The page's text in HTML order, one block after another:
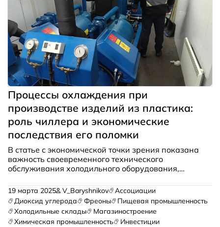
Процессы охлаждения при
производстве изделий из пластика:
роль чиллера и экономические
последствия его поломки
В статье с экономической точки зрения показана
важность своевременного технического
обслуживания холодильного оборудования,
пластика.
19 марта 2025 V_Baryshnikov
Ассоциации
Диоксид углерода
Фреоны
Пищевая промышленность
Холодильные склады
Магазиностроение
Химическая промышленность
Инвестиции